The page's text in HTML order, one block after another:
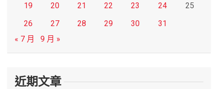
19
20 21 22 23 24
25
26
27 28 29 30
31
« 7 月
9 月 »
近期文章